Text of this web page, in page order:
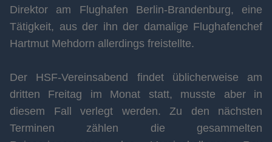
Direktor am Flughafen Berlin-Brandenburg, eine
Tätigkeit, aus der ihn der damalige Flughafenchef
Hartmut Mehdorn allerdings freistellte.
Der HSF-Vereinsabend findet üblicherweise am
dritten Freitag im Monat statt, musste aber in
diesem Fall verlegt werden. Zu den nächsten
Terminen zählen die gesammelten